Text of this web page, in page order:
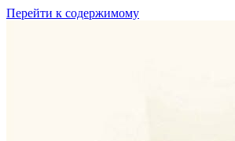
Перейти к содержимому